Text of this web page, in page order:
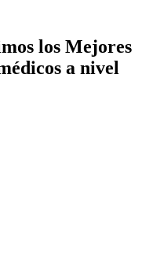
los Mejores
a nivel